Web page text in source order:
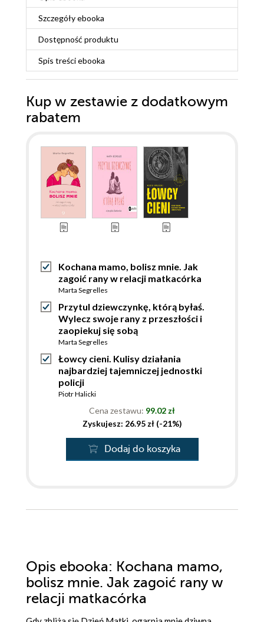
Szczegółyebooka
Dostępność produktu
Spis treściebooka
Kup w zestawie z dodatkowym
rabatem
Kochana mamo, bolisz mnie. Jak
zagoić rany w relacji matkacórka
Marta Segrelles
Przytul dziewczynkę, którą byłaś.
Wylecz swoje rany z przeszłości i
zaopiekuj się sobą
Marta Segrelles
Łowcy cieni. Kulisy działania
najbardziej tajemniczej jednostki
policji
Piotr Halicki
Cena zestawu: 99.02 zł
Zyskujesz: 26.95 zł (-21%)
Dodaj do koszyka
Opis ebooka: Kochana mamo,
bolisz mnie. Jak zagoić rany w
relacji matkacórka